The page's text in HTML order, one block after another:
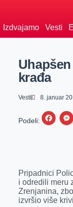
Izdvajamo Vesti
krađa
Vesti 8. januar
Podeli:
F
b
o
o
Pripadnici
i odredili meru
Zrenjanina,
izvršio više